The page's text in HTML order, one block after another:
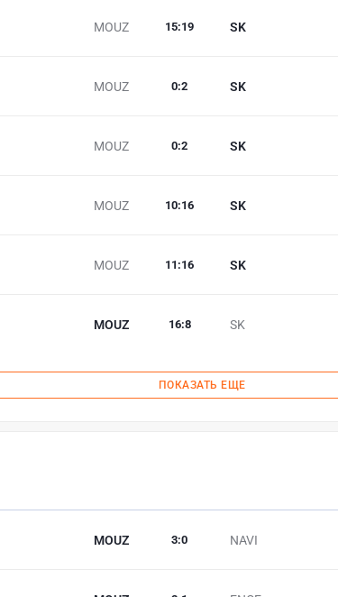
MOUZ SK
15:19
MOUZ SK
0:2
MOUZ SK
0:2
MOUZ SK
10:16
MOUZ SK
11 :16
MOUZ SK
16:8
ПОКАЗАТЬ ЕЩЕ
MOUZ NAVI
3:0